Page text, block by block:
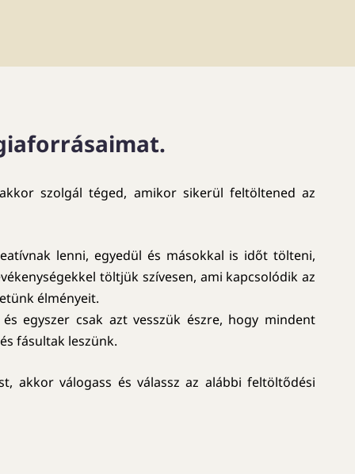
szolgál téged, amikor sikerül feltöltened az
lenni, egyedül és másokkal is időt tölteni,
töltjük szívesen, ami kapcsolódik az
élményeit.
egyszer csak azt vesszük észre, hogy mindent
fásultak leszünk.
akkor válogass és válassz az alábbi feltöltődési